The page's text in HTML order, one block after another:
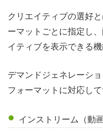
クリエイティブの選好
ーマットごとに指定し
イティブを表示できる機
デマンドジェネレーシ
フォーマットに対応して
インストリーム（動